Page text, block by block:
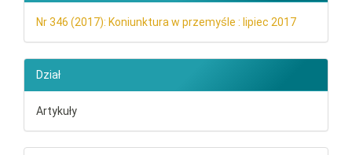
Nr 346 (2017): Koniunktura w przemyśle : lipiec 2017
Dział
Artykuły